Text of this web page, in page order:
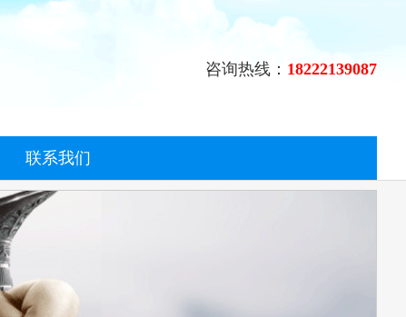
咨询热线： 18222139087
联系我们